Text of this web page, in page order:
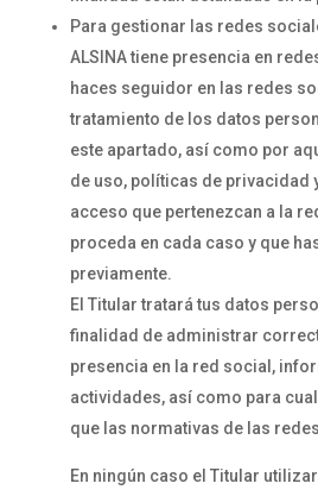
Para gestionar las redes
ALSINA tiene presencia en
haces seguidor en las redes
tratamiento de los datos
este apartado, así como por
de uso, políticas de privacidad
acceso que pertenezcan a la
proceda en cada caso y que
previamente.
El Titular tratará tus datos
finalidad de administrar
presencia en la red social,
actividades, así como para
que las normativas de las
En ningún caso el Titular